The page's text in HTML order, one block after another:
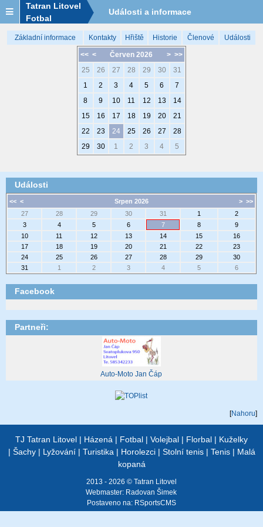
Tatran Litovel
Fotbal
Události a informace
Základní informace Kontakty Hřiště Historie Členové Události
<< < > >>
Červen 2026
25
26 27 28 29 30
31
1
2 3 4 5 6
7
8
9 10 11 12 13
14
15
16 17 18 19 20
21
22
23 24 25 26 27
28
29
30 1 2 3 4 5
Události
<< < > >>
Srpen 2026
27
28 29 30 31 1
2
3
4 5 6 7 8
9
10
11 12 13 14 15
16
17
18 19 20 21 22
23
24
25 26 27 28 29
30
31
1 2 3 4 5 6
Facebook
Partneři:
Auto-Moto Jan Čáp
[Nahoru]
TJ Tatran Litovel | Házená | Fotbal | Volejbal | Florbal | Kuželky
| Šachy| Lyžování| Turistika | Horolezci| Stolní tenis| Tenis| Malá
kopaná
2013 - 2026 © Tatran Litovel
Webmaster: Radovan Šimek
Postaveno na: RSportsCMS